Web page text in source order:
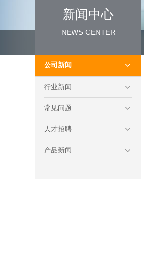
新闻中心
NEWS CENTER
公司新闻
行业新闻
常见问题
人才招聘
产品新闻